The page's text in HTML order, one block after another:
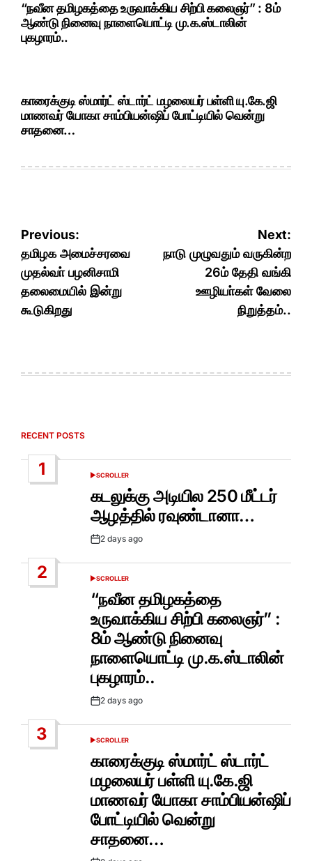
“நவீன தமிழகத்தை உருவாக்கிய சிற்பி கலைஞர்” : 8ம்
ஆண்டு நினைவு நாளையொட்டி மு.க.ஸ்டாலின்
புகழாரம்..
காரைக்குடி ஸ்மார்ட் ஸ்டார்ட் மழலையர் பள்ளி யு.கே.ஜி
மாணவர் யோகா சாம்பியன்ஷிப் போட்டியில் வென்று
சாதனை…
Post
navigation
Previous:
தமிழக அமைச்சரவை
முதல்வா் பழனிசாமி
தலைமையில் இன்று
கூடுகிறது
Next:
நாடு முழுவதும் வருகின்ற
26ம் தேதி வங்கி
ஊழியா்கள் வேலை
நிறுத்தம்..
RECENT POSTS
1
POSTED
SCROLLER
கடலுக்கு அடியில 250 மீட்டர்
ஆழத்தில் ரவுண்டானா…
Post2 days ago
2
POSTED
IN
SCROLLER
“நவீன தமிழகத்தை
உருவாக்கிய சிற்பி கலைஞர்” :
8ம் ஆண்டு நினைவு
நாளையொட்டி மு.க.ஸ்டாலின்
புகழாரம்..
Post2 days ago
3
POSTED
SCROLLER
காரைக்குடி ஸ்மார்ட் ஸ்டார்ட்
மழலையர் பள்ளி யு.கே.ஜி
மாணவர் யோகா சாம்பியன்ஷிப்
போட்டியில் வென்று
சாதனை…